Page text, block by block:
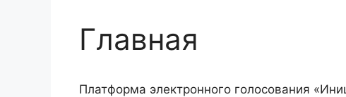
Главная
Платформа электронного голосования